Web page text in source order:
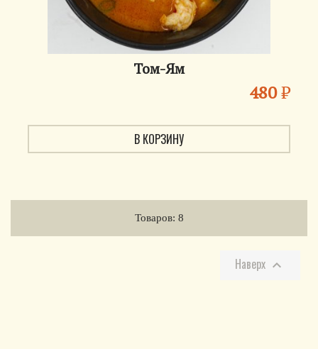
Том-Ям
480₽
В КОРЗИНУ
Товаров: 8
Наверх 